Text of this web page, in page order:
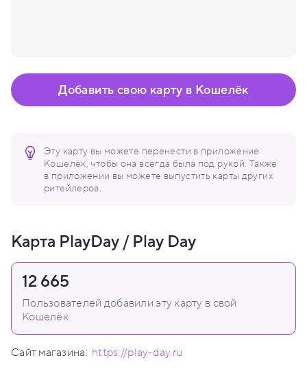
Эту карту вы можете перенести в приложение
Кошелёк, чтобы она всегда была под рукой. Также
в приложении вы можете выпустить карты других
ритейлеров.
Добавить свою карту в Кошелёк
Карта PlayDay / Play Day
12 665
Пользователей добавили эту карту в свой
Кошелёк
Сайт магазина: https://play-day.ru